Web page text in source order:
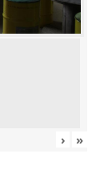
› »